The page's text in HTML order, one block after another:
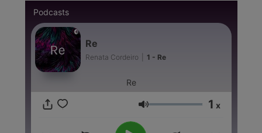
Podcasts
Re
Renata Cordeiro 1 - Re
Re
Volumen 1 x